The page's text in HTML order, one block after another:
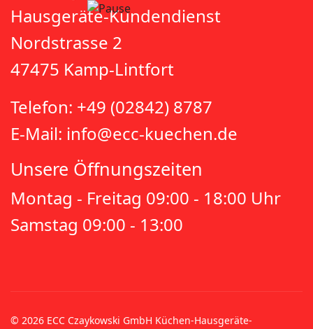
Hausgeräte-Kundendienst
Nordstrasse 2
47475 Kamp-Lintfort
Telefon: +49 (02842) 8787
E-Mail: info@ecc-kuechen.de
Unsere Öffnungszeiten
Montag - Freitag 09:00 - 18:00 Uhr
Samstag 09:00 - 13:00
© 2026 ECC Czaykowski GmbH Küchen-Hausgeräte-